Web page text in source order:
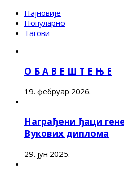
Најновије
Популарно
Тагови
О Б А В Е Ш Т Е Њ Е
19. фебруар 2026.
Награђени ђаци
Вукових диплома
29. јун 2025.